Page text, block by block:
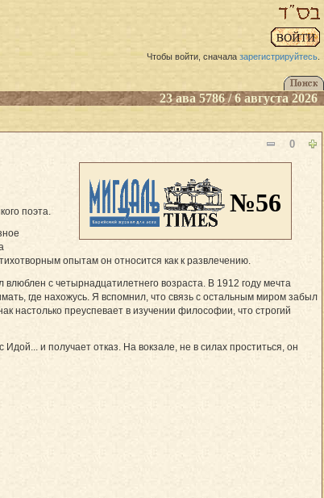
Чтобы войти, сначала зарегистрируйтесь.
23 ава 5786 / 6 августа 2026
0
№56
поэта.
опытам он относится как к развлечению.
с четырнадцатилетнего возраста. В 1912 году мечта
где нахожусь. Я вспомнил, что связь с остальным миром забыл
настолько преуспевает в изучении философии, что строгий
и получает отказ. На вокзале, не в силах проститься, он